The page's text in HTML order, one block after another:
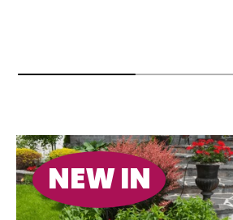
NEW IN